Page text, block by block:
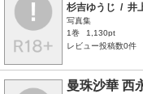
杉吉ゆうじ / 井
写真集
1巻
1,130pt
レビュー投稿数0件
曼珠沙華 西